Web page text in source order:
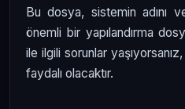
Bu dosya, sistemin adını
önemli bir yapılandırma
ile ilgili sorunlar
faydalı olacaktır.